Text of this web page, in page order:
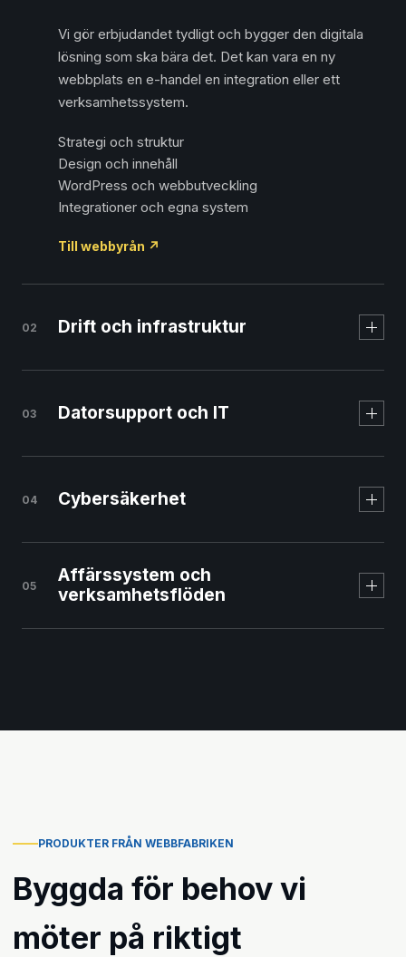
Vi gör erbjudandet tydligt och bygger den digitala
lösning som ska bära det. Det kan vara en ny
webbplats en e-handel en integration eller ett
verksamhetssystem.
Strategi och struktur
Design och innehåll
WordPress och webbutveckling
Integrationer och egna system
Till webbyrån ↗
02 Drift och infrastruktur
03 Datorsupport och IT
04 Cybersäkerhet
05
Affärssystem och
verksamhetsflöden
PRODUKTER FRÅN WEBBFABRIKEN
Byggda för behov vi
möter på riktigt